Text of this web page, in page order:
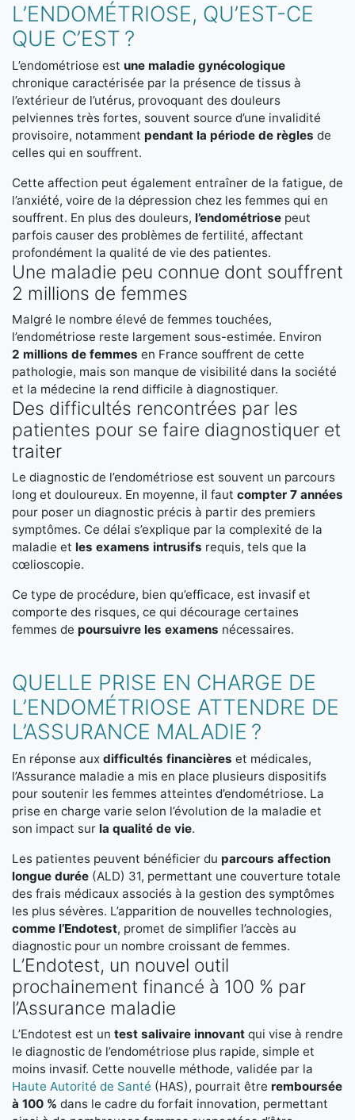
L’ENDOMÉTRIOSE, QU’EST-CE
QUE C’EST ?
L’endométriose est une maladie gynécologique
chronique caractérisée par la présence de tissus à
l’extérieur de l’utérus, provoquant des douleurs
pelviennes très fortes, souvent source d’une invalidité
provisoire, notamment pendant la période de règles de
celles qui en souffrent.
Cette affection peut également entraîner de la fatigue, de
l’anxiété, voire de la dépression chez les femmes qui en
souffrent. En plus des douleurs, l’endométriose peut
parfois causer des problèmes de fertilité, affectant
profondément la qualité de vie des patientes.
Une maladie peu connue dont souffrent
2 millions de femmes
Malgré le nombre élevé de femmes touchées,
l’endométriose reste largement sous-estimée. Environ
2 millions de femmes en France souffrent de cette
pathologie, mais son manque de visibilité dans la société
et la médecine la rend difficile à diagnostiquer.
Des difficultés rencontrées par les
patientes pour se faire diagnostiquer et
traiter
Le diagnostic de l’endométriose est souvent un parcours
long et douloureux. En moyenne, il faut compter 7 années
pour poser un diagnostic précis à partir des premiers
symptômes. Ce délai s’explique par la complexité de la
maladie et les examens intrusifs requis, tels que la
cœlioscopie.
Ce type de procédure, bien qu’efficace, est invasif et
comporte des risques, ce qui décourage certaines
femmes de poursuivre les examens nécessaires.
QUELLE PRISE EN CHARGE DE
L’ENDOMÉTRIOSE ATTENDRE DE
L’ASSURANCE MALADIE ?
En réponse aux difficultés financières et médicales,
l’Assurance maladie a mis en place plusieurs dispositifs
pour soutenir les femmes atteintes d’endométriose. La
prise en charge varie selon l’évolution de la maladie et
son impact sur la qualité de vie.
Les patientes peuvent bénéficier du parcours affection
longue durée (ALD) 31, permettant une couverture totale
des frais médicaux associés à la gestion des symptômes
les plus sévères. L’apparition de nouvelles technologies,
comme l’Endotest, promet de simplifier l’accès au
diagnostic pour un nombre croissant de femmes.
L’Endotest, un nouvel outil
prochainement financé à 100 % par
l’Assurance maladie
L’Endotest est un test salivaire innovant qui vise à rendre
le diagnostic de l’endométriose plus rapide, simple et
moins invasif. Cette nouvelle méthode, validée par la
Haute Autorité de Santé (HAS), pourrait être remboursée
à 100 % dans le cadre du forfait innovation, permettant